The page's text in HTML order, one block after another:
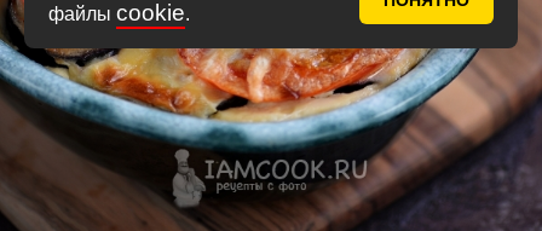
файлы cookie.